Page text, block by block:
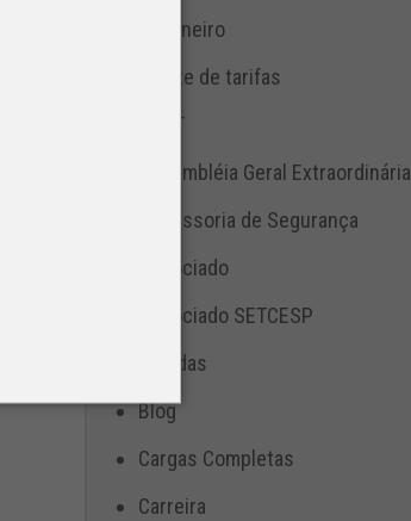
Aduaneiro
Ajuste de tarifas
ANTT
Assembléia Geral Extraordinária
Assessoria de Segurança
Associado
Associado SETCESP
Bebidas
Blog
Cargas Completas
Carreira